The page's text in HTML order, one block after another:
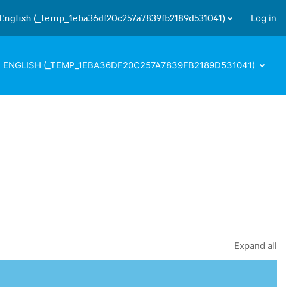
input
English ‎(_temp_1eba36df20c257a7839fb2189d531041)‎ Log in
ENGLISH ‎(_TEMP_1EBA36DF20C257A7839FB2189D531041)‎
Expand all